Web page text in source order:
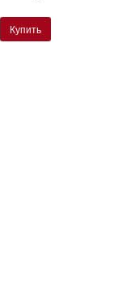
Купить